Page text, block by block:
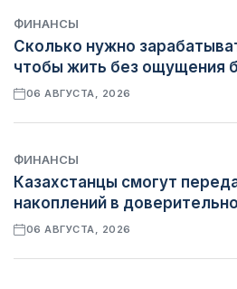
ФИНАНСЫ
Сколько нужно
чтобы жить без ощущения
06 АВГУСТА, 2026
ФИНАНСЫ
Казахстанцы смогут
накоплений в
06 АВГУСТА, 2026